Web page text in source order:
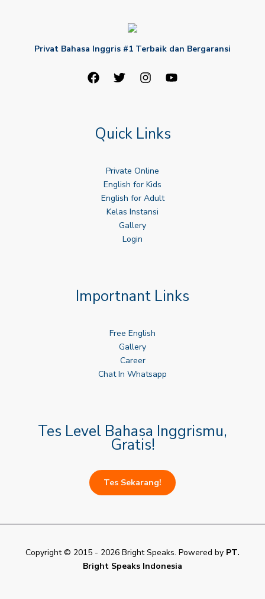
Privat Bahasa Inggris #1 Terbaik dan Bergaransi
Quick Links
Private Online
English for Kids
English for Adult
Kelas Instansi
Gallery
Login
Importnant Links
Free English
Gallery
Career
Chat In Whatsapp
Tes Level Bahasa Inggrismu,
Gratis!
Tes Sekarang!
Copyright © 2015 - 2026 Bright Speaks. Powered by PT.
Bright Speaks Indonesia